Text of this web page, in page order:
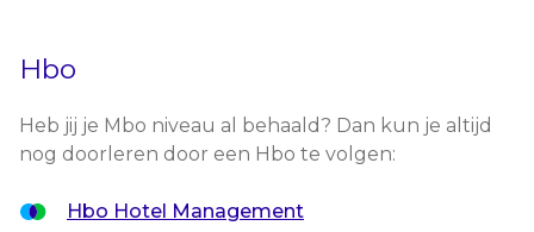
Hbo
Heb jij je Mbo niveau al behaald? Dan kun je altijd
nog doorleren door een Hbo te volgen:
Hbo Hotel Management